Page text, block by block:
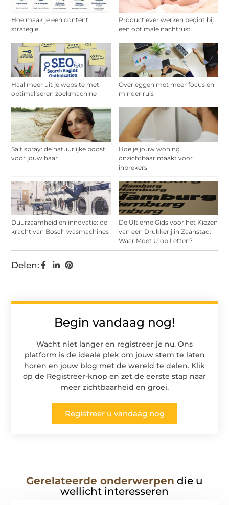
Hoe maak je een content
strategie
Productiever werken begint bij
een optimale nachtrust
Haal meer uit je website met
optimaliseren zoekmachine
Overleggen met meer focus en
minder ruis
Salt spray: de natuurlijke boost
voor jouw haar
Hoe je jouw woning
onzichtbaar maakt voor
inbrekers
Duurzaamheid en innovatie: de
kracht van Bosch wasmachines
De Ultieme Gids voor het Kiezen
van een Drukkerij in Zaanstad:
Waar Moet U op Letten?
Begin vandaag nog!
Wacht niet langer en registreer je nu. Ons
platform is de ideale plek om jouw stem te laten
horen en jouw blog met de wereld te delen. Klik
op de Registreer-knop en zet de eerste stap naar
meer zichtbaarheid en groei.
Registreer u vandaag nog
Delen:
Gerelateerde onderwerpen die u
wellicht interesseren